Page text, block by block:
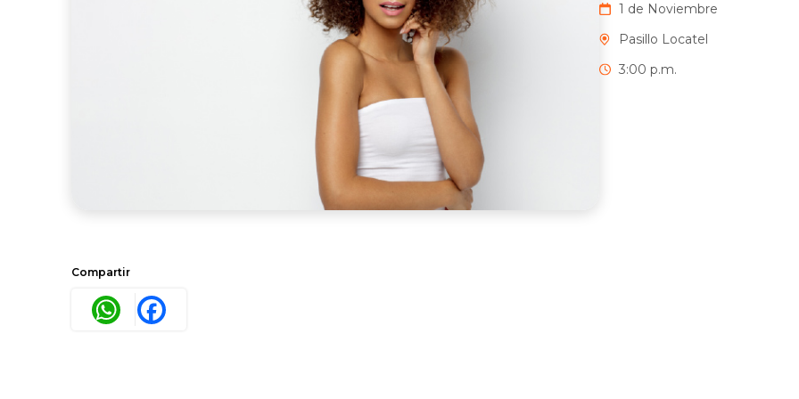
1 de Noviembre
Pasillo Locatel
3:00 p.m.
Compartir
WhatsApp